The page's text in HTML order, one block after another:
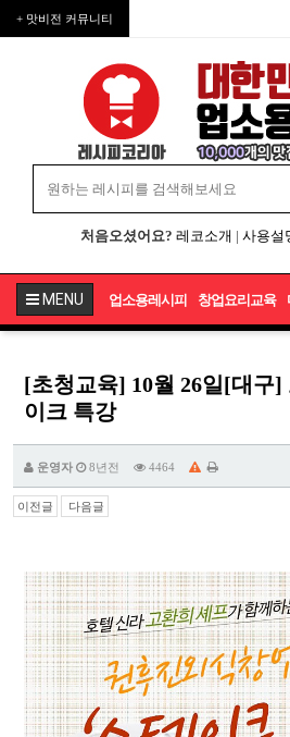
+ 맛비전 커뮤니티
처음오셨어요? 레코소개 | 사용설
MENU 업소용레시피 창업요리교육
[초청교육] 10월 26일[대구]
이크 특강
운영자 8년전 4464
이전글 다음글